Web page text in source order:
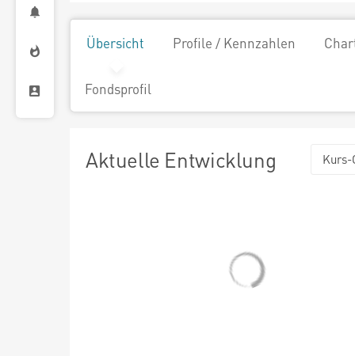
Übersicht Profile / Kennzahlen
Fondsprofil
Aktuelle Entwicklung Kurs-